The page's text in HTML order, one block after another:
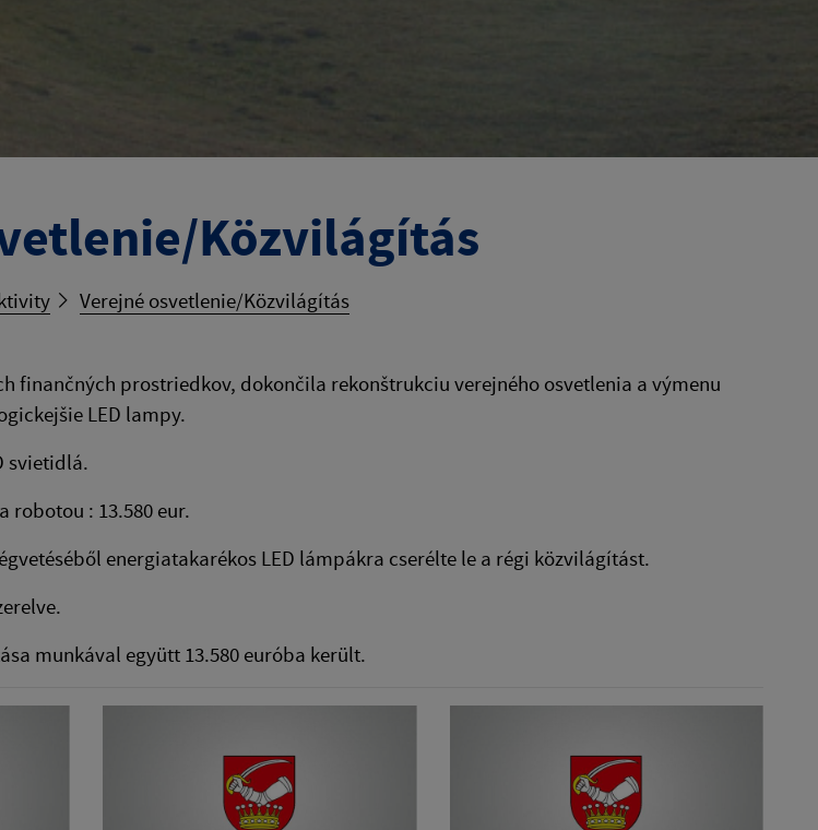
Közvilágítás
Verejné osvetlenie/Közvilágítás
finančných prostriedkov, dokončila rekonštrukciu verejného osvetlenia a výmenu
LED lampy.
svietidlá.
robotou : 13.580 eur.
energiatakarékos LED lámpákra cserélte le a régi közvilágítást.
munkával együtt 13.580 euróba került.